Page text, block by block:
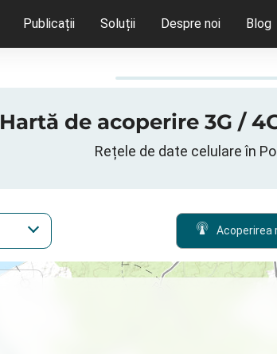
Publicații Soluții Despre noi Blog
Hartă de acoperire 3G /
Rețele de date celulare în
Acoperirea